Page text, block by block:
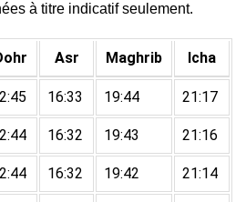
à titre indicatif seulement.
Asr Maghrib Icha
16:33 19:44 21:17
16:32 19:43 21:16
16:32 19:42 21:14